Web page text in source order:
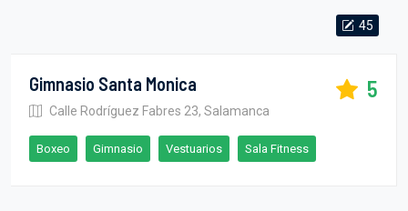
45
Gimnasio Santa Monica
Calle Rodríguez Fabres 23, Salamanca
5
Boxeo Gimnasio Vestuarios Sala Fitness